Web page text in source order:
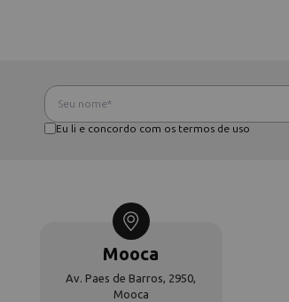
Eu li e concordo com os termos de uso
Mooca
Av. Paes de Barros, 2950,
Mooca